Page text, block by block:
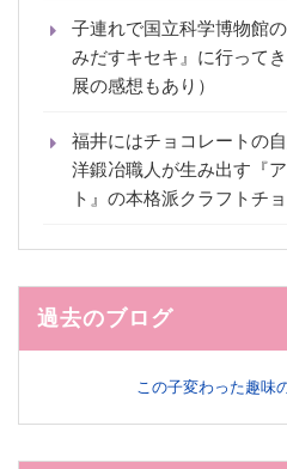
子連れで国立科学博物館
みだすキセキ』に行って
展の感想もあり）
福井にはチョコレートの
洋鍛冶職人が生み出す『
ト』の本格派クラフトチ
過去のブログ
この子変わった趣味